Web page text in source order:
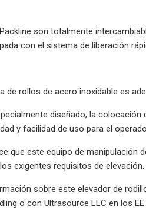
son totalmente
con el sistema de liberación
de rollos de acero inoxidable es
diseñado, la
y facilidad de uso para el
que este equipo de manipulación
exigentes requisitos de elevación.
sobre este elevador de
o con Ultrasource LLC en los